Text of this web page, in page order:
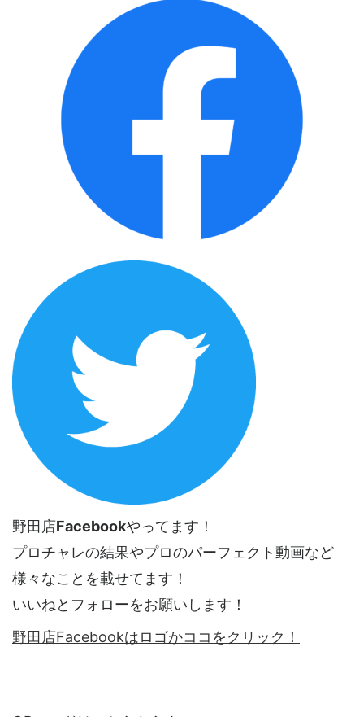
野田店Facebookやってます！
プロチャレの結果やプロのパーフェクト動画など
様々なことを載せてます！
いいねとフォローをお願いします！
野田店Facebookはロゴかココをクリック！